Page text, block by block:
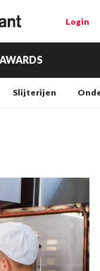
Login
AWARDS
Slijterijen